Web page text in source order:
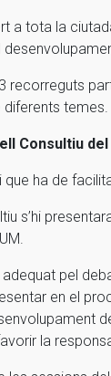
a tota la
recorreguts
temes.
Consultiu del
que ha de
s’hi
adequat pel
en el
la